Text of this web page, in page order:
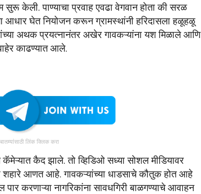
सुरू केली. पाण्याचा प्रवाह एवढा वेगवान होता की सरळ
घेत नियोजन करून ग्रामस्थांनी हरिदासला हळूहळू
अथक प्रयत्नानंतर अखेर गावकऱ्यांना यश मिळाले आणि
काढण्यात आले.
लिंक क्लिक करा
कैद झाले. तो व्हिडिओ सध्या सोशल मीडियावर
शहारे आणत आहे. गावकऱ्यांच्या धाडसाचे कौतुक होत आहे
करणाऱ्या नागरिकांना सावधगिरी बाळगण्याचे आवाहन